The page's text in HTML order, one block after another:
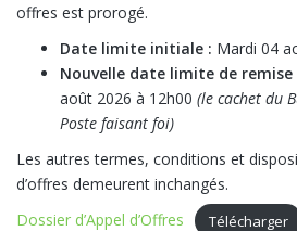
offres est prorogé.
Date limite initiale : Mardi 04
Nouvelle date limite de remise
août 2026 à 12h00 (le cachet du
Poste faisant foi)
Les autres termes, conditions et
d’offres demeurent inchangés.
Dossier d’Appel d’Offres
Télécharger